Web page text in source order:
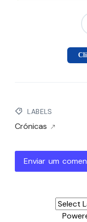
LABELS
Crónicas
Enviar um